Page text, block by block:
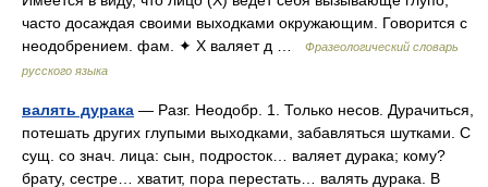
часто досаждая своими выходками окружающим. Говорится с
неодобрением. фам. ✦ Х валяет д …
Фразеологический словарь
русского языка
валять дурака — Разг. Неодобр. 1. Только несов. Дурачиться,
потешать других глупыми выходками, забавляться шутками. С
сущ. со знач. лица: сын, подросток… валяет дурака; кому?
брату, сестре… хватит, пора перестать… валять дурака. В